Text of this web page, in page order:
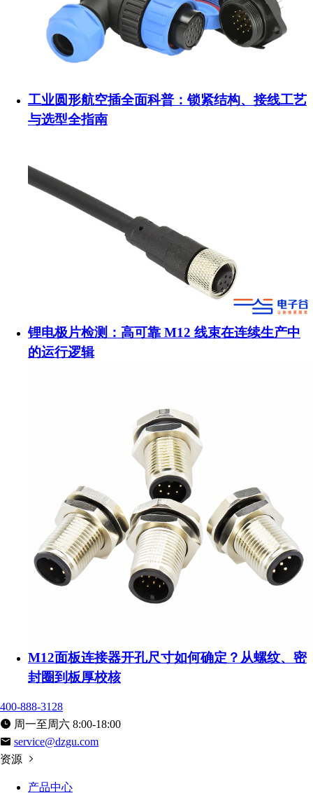
工业圆形航空插全面科普：锁紧结构、接线工艺
与选型全指南
锂电极片检测：高可靠 M12 线束在连续生产中
的运行逻辑
M12面板连接器开孔尺寸如何确定？从螺纹、密
封圈到板厚校核
400-888-3128
周一至周六 8:00-18:00
service@dzgu.com
资源
产品中心